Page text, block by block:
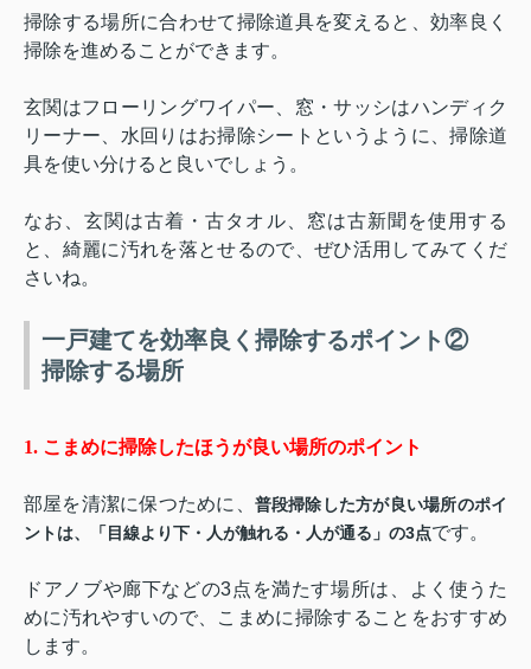
掃除する場所に合わせて掃除道具を変えると、効率良く
掃除を進めることができます。
玄関はフローリングワイパー、窓・サッシはハンディク
リーナー、水回りはお掃除シートというように、掃除道
具を使い分けると良いでしょう。
なお、玄関は古着・古タオル、窓は古新聞を使用する
と、綺麗に汚れを落とせるので、ぜひ活用してみてくだ
さいね。
一戸建てを効率良く掃除するポイント②
掃除する場所
1. こまめに掃除したほうが良い場所のポイント
部屋を清潔に保つために、 普段掃除した方が良い場所のポイ
ントは、「目線より下・人が触れる・人が通る」の3点です。
ドアノブや廊下などの3点を満たす場所は、よく使うた
めに汚れやすいので、こまめに掃除することをおすすめ
します。